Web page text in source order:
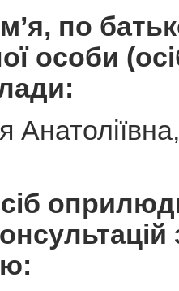
по
особи